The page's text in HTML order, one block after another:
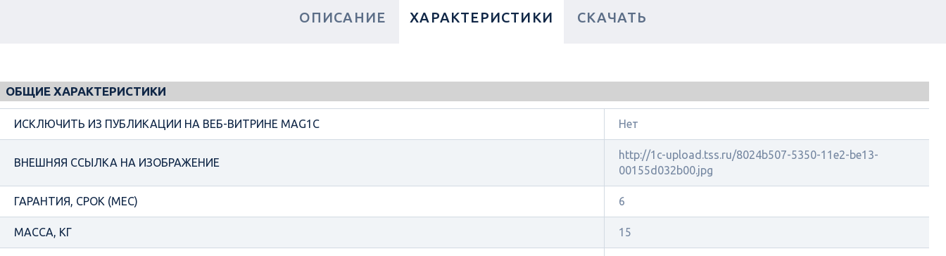
ОПИСАНИЕ ХАРАКТЕРИСТИКИ СКАЧАТЬ
ОБЩИЕ ХАРАКТЕРИСТИКИ
ИСКЛЮЧИТЬ ИЗ ПУБЛИКАЦИИ НА ВЕБ-ВИТРИНЕ MAG1C Нет
ВНЕШНЯЯ ССЫЛКА НА ИЗОБРАЖЕНИЕ
http://1c-upload.tss.ru/8024b507-5350-11e2-be13-
00155d032b00.jpg
ГАРАНТИЯ, СРОК (МЕС) 6
МАССА, КГ 15